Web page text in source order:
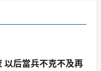
以后當兵不克不及再